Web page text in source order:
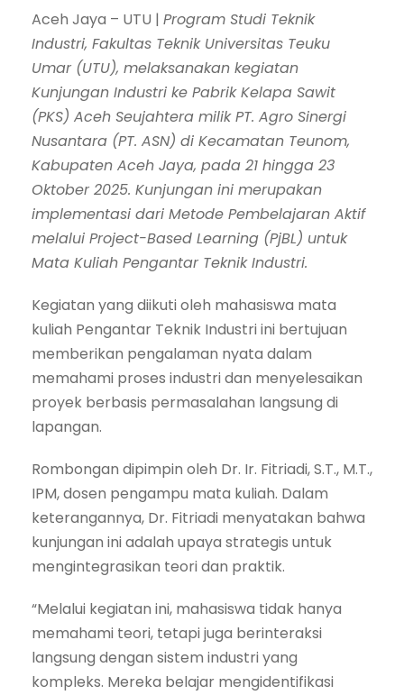
Aceh Jaya – UTU | Program Studi Teknik
Industri, Fakultas Teknik Universitas Teuku
Umar (UTU), melaksanakan kegiatan
Kunjungan Industri ke Pabrik Kelapa Sawit
(PKS) Aceh Seujahtera milik PT. Agro Sinergi
Nusantara (PT. ASN) di Kecamatan Teunom,
Kabupaten Aceh Jaya, pada 21 hingga 23
Oktober 2025. Kunjungan ini merupakan
implementasi dari Metode Pembelajaran Aktif
melalui Project-Based Learning (PjBL) untuk
Mata Kuliah Pengantar Teknik Industri.
Kegiatan yang diikuti oleh mahasiswa mata
kuliah Pengantar Teknik Industri ini bertujuan
memberikan pengalaman nyata dalam
memahami proses industri dan menyelesaikan
proyek berbasis permasalahan langsung di
lapangan.
Rombongan dipimpin oleh Dr. Ir. Fitriadi, S.T., M.T.,
IPM, dosen pengampu mata kuliah. Dalam
keterangannya, Dr. Fitriadi menyatakan bahwa
kunjungan ini adalah upaya strategis untuk
mengintegrasikan teori dan praktik.
“Melalui kegiatan ini, mahasiswa tidak hanya
memahami teori, tetapi juga berinteraksi
langsung dengan sistem industri yang
kompleks. Mereka belajar mengidentifikasi